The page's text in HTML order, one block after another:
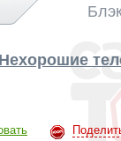
Нехорошие